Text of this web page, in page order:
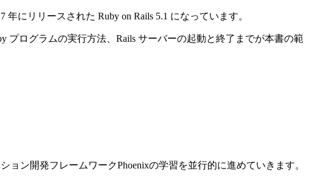
にリリースされた Ruby on Rails 5.1 になっています。
プログラムの実行方法、Rails サーバーの起動と終了までが本書の範
ン開発フレームワークPhoenixの学習を並行的に進めていきます。